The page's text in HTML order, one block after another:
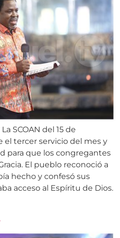
SCOAN del 15 de
tercer servicio del mes y
para que los congregantes
El pueblo reconoció a
hecho y confesó sus
acceso al Espíritu de Dios.